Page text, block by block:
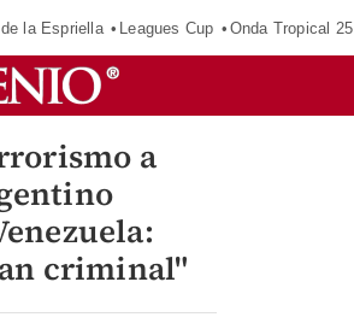
la Espriella Leagues Cup Onda Tropical 25
a
criminal"